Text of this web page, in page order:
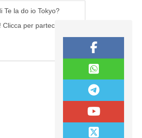
Te la do io Tokyo?
per partecipare al